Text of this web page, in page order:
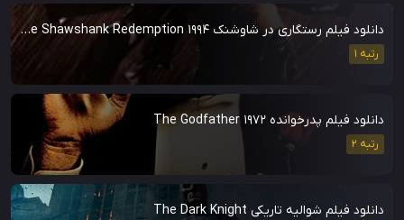
دانلود فیلم رستگاری در شاوشنک The Shawshank Redemption 1994
رتبه 1
دانلود فیلم پدرخوانده The Godfather 1972
رتبه 2
دانلود فیلم شوالیه تاریکی The Dark Knight